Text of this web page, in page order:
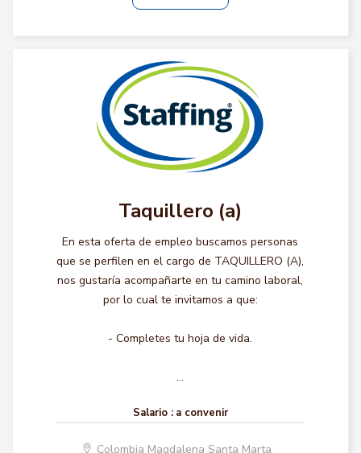
Taquillero (a)
En esta oferta de empleo buscamos personas
que se perfilen en el cargo de TAQUILLERO (A),
nos gustaría acompañarte en tu camino laboral,
por lo cual te invitamos a que:
- Completes tu hoja de vida.
...
Salario : a convenir
Colombia Magdalena Santa Marta